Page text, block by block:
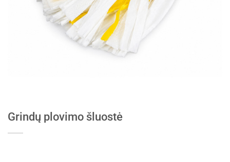
Grindų plovimo šluostė